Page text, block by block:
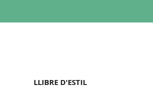
LLIBRE D'ESTIL